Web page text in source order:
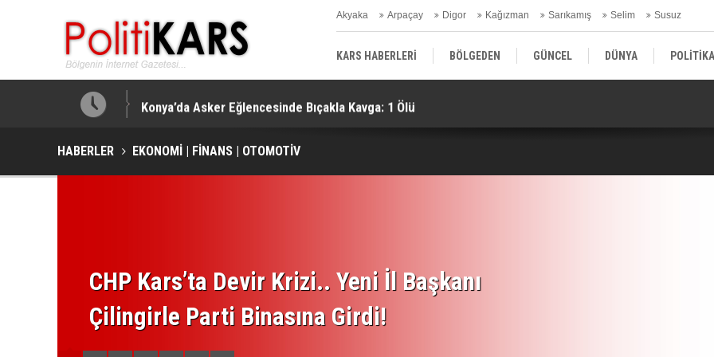
Akyaka Arpaçay Digor Kağızman Sarıkamış Selim Susuz
KARS HABERLERİ BÖLGEDEN GÜNCEL DÜNYA POLİTİKA
EKONOMİ | FİNANS | OTOMOTİV
Konya’da Asker Eğlencesinde Bıçakla Kavga: 1 Ölü
HABERLER EKONOMİ | FİNANS | OTOMOTİV
CHP Kars’ta Devir Krizi.. Yeni İl Başkanı
Çilingirle Parti Binasına Girdi!